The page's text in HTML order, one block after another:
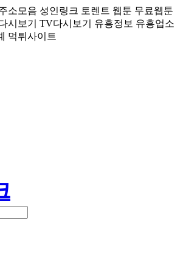
소모음 성인링크 토렌트 웹툰 무료웹툰
시보기 TV다시보기 유흥정보 유흥업소
먹튀사이트